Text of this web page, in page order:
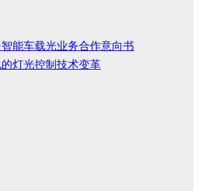
能车载光业务合作意向书
灯光控制技术变革